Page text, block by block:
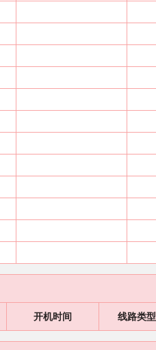
开机时间 线路类型